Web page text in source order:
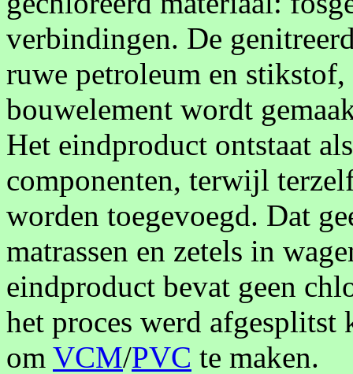
verbindingen. De
ruwe petroleum en
bouwelement wordt
Het eindproduct ontstaat
componenten, terwijl
worden toegevoegd. Dat
matrassen en zetels in
eindproduct bevat geen
het proces werd
om VCM/PVC te maken.